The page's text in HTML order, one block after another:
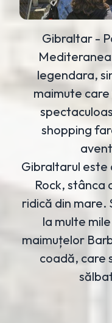
Gibraltar -
legendara,
maimute
shopping
Gibraltarul este
Rock, stânca
ridică din mare.
la multe
maimuțelor
coadă, care